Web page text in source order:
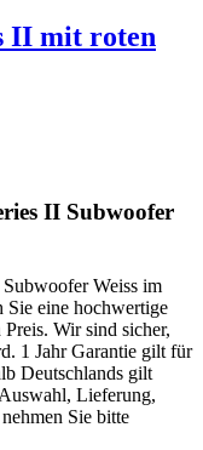
II mit roten
II Subwoofer
Weiss im
Sie eine hochwertige
Wir sind sicher,
1 Jahr Garantie gilt für
Deutschlands gilt
Lieferung,
Sie bitte